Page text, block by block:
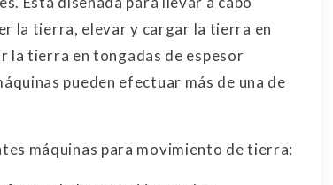
la tierra, elevar y cargar la tierra en
la tierra en tongadas de espesor
pueden efectuar más de una de
máquinas para movimiento de tierra: